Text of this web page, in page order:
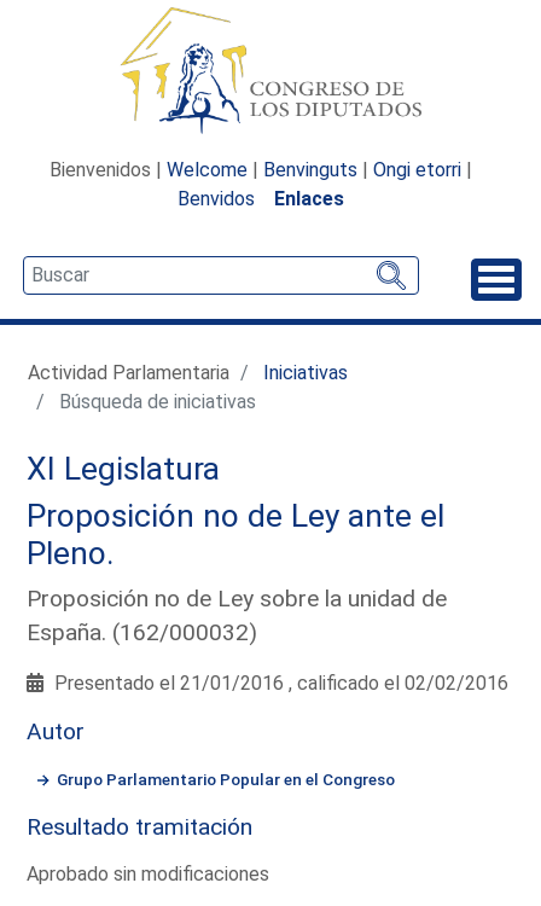
Bienvenidos | Welcome | Benvinguts | Ongi etorri |
Benvidos
Enlaces
Actividad Parlamentaria
Iniciativas
Búsqueda de iniciativas
XI Legislatura
Proposición no de Ley ante el
Pleno.
Proposición no de Ley sobre la unidad de
España. (162/000032)
Presentado el 21/01/2016 , calificado el 02/02/2016
Autor
Grupo Parlamentario Popular en el Congreso
Resultado tramitación
Aprobado sin modificaciones